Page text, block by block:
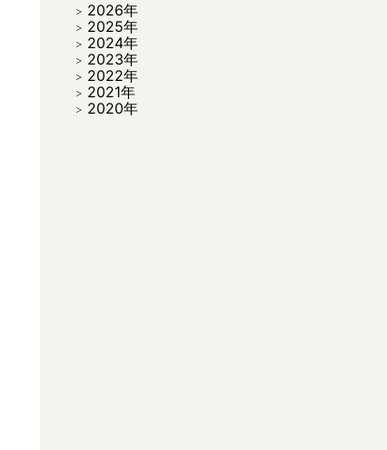
2026年
2025年
2024年
2023年
2022年
2021年
2020年